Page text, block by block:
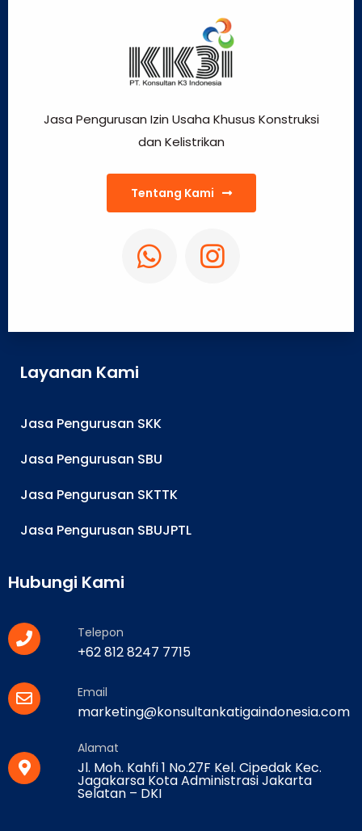
Jasa Pengurusan Izin Usaha Khusus Konstruksi
dan Kelistrikan
Tentang Kami
Layanan Kami
Jasa Pengurusan SKK
Jasa Pengurusan SBU
Jasa Pengurusan SKTTK
Jasa Pengurusan SBUJPTL
Hubungi Kami
Telepon
+62 812 8247 7715
Email
marketing@konsultankatigaindonesia.com
Alamat
Jl. Moh. Kahfi 1 No.27F Kel. Cipedak Kec.
Jagakarsa Kota Administrasi Jakarta
Selatan – DKI